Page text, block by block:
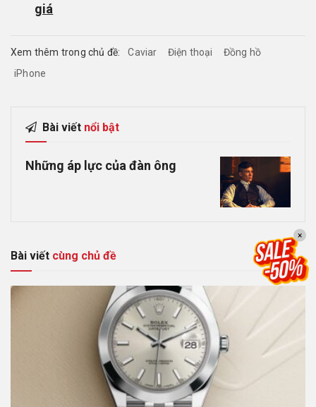
giá
Xem thêm trong chủ đề: Caviar Điện thoại
Đồng hồ
iPhone
Bài viết nổi bật
Những áp lực của đàn ông
Bài viết cùng chủ đề
×